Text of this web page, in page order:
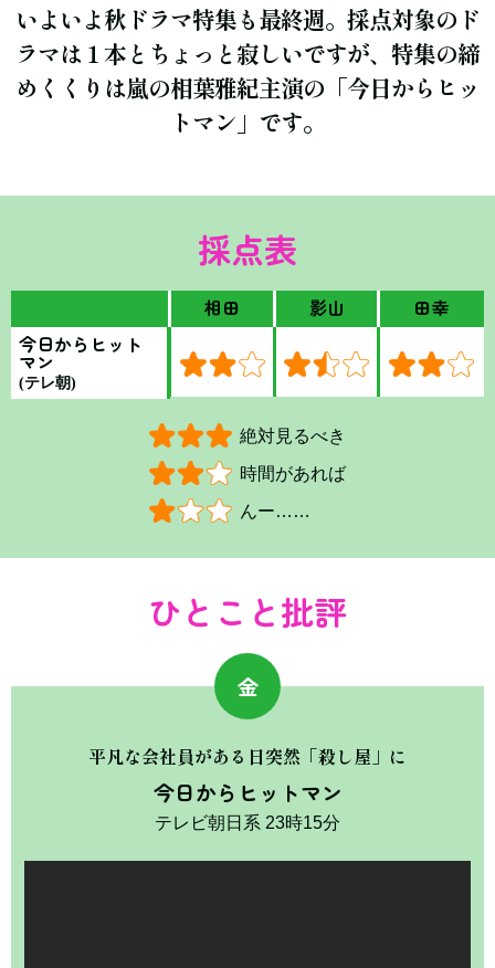
いよいよ秋ドラマ特集も最終週。採点対象のド
ラマは１本とちょっと寂しいですが、特集の締
めくくりは嵐の相葉雅紀主演の「今日からヒッ
トマン」です。
採点表
相田 影山
田幸
今日からヒット
マン
(テレ朝)
絶対見るべき
時間があれば
んー……
ひとこと批評
金
平凡な会社員がある日突然「殺し屋」に
今日からヒットマン
テレビ朝日系 23時15分